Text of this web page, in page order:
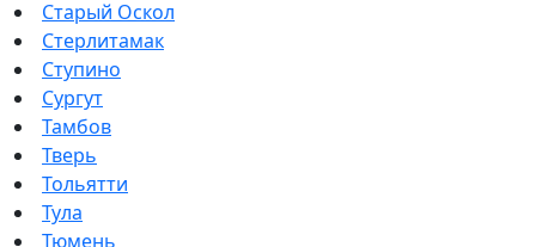
Старый Оскол
Стерлитамак
Ступино
Сургут
Тамбов
Тверь
Тольятти
Тула
Тюмень